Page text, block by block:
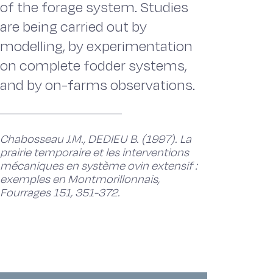
of the forage system. Studies
are being carried out by
modelling, by experimentation
on complete fodder systems,
and by on-farms observations.
Chabosseau J.M., DEDIEU B. (1997). La
prairie temporaire et les interventions
mécaniques en système ovin extensif :
exemples en Montmorillonnais,
Fourrages 151, 351-372.